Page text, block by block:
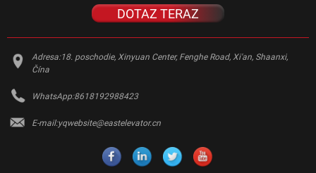
DOTAZ TERAZ
Adresa:18. poschodie, Xinyuan Center, Fenghe Road, Xi'an, Shaanxi,
Čína
WhatsApp:8618192988423
E-mail:yqwebsite@eastelevator.cn